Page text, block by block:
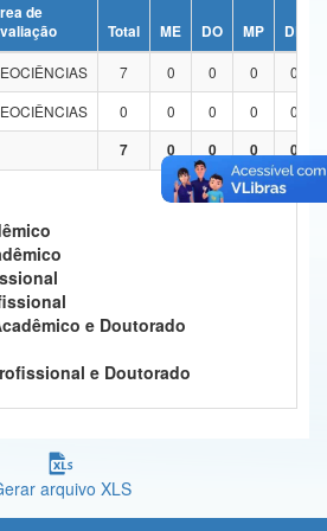
Inovações e Comunicações
dos Direitos Humanos
de
Total ME DO MP DP
7 0 0 0
0
0 0 0 0
0
7 0 0 0 0
e Doutorado
e Doutorado
arquivo XLS